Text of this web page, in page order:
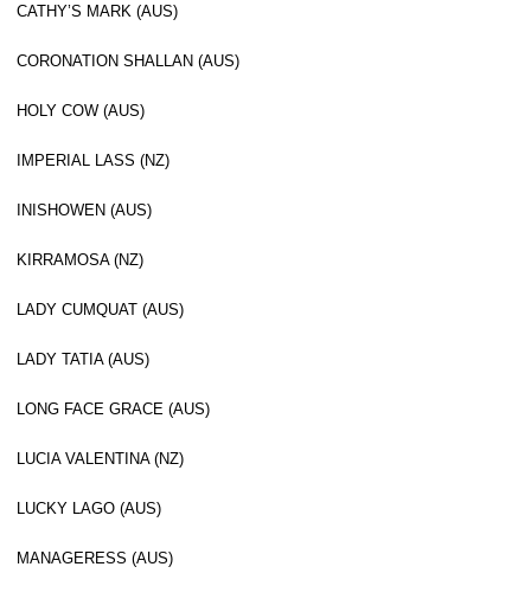
CATHY’S MARK (AUS)
CORONATION SHALLAN (AUS)
HOLY COW (AUS)
IMPERIAL LASS (NZ)
INISHOWEN (AUS)
KIRRAMOSA (NZ)
LADY CUMQUAT (AUS)
LADY TATIA (AUS)
LONG FACE GRACE (AUS)
LUCIA VALENTINA (NZ)
LUCKY LAGO (AUS)
MANAGERESS (AUS)